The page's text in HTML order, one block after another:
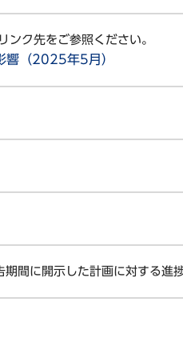
ンク先をご参照ください。
響（2025年5月）
間に開示した計画に対する進